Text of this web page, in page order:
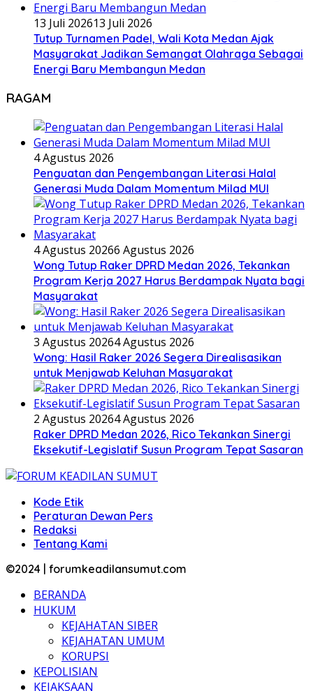
13 Juli 202613 Juli 2026
Tutup Turnamen Padel, Wali Kota Medan Ajak
Masyarakat Jadikan Semangat Olahraga Sebagai
Energi Baru Membangun Medan
RAGAM
4 Agustus 2026
Penguatan dan Pengembangan Literasi Halal
Generasi Muda Dalam Momentum Milad MUI
4 Agustus 20266 Agustus 2026
Wong Tutup Raker DPRD Medan 2026, Tekankan
Program Kerja 2027 Harus Berdampak Nyata bagi
Masyarakat
3 Agustus 20264 Agustus 2026
Wong: Hasil Raker 2026 Segera Direalisasikan
untuk Menjawab Keluhan Masyarakat
2 Agustus 20264 Agustus 2026
Raker DPRD Medan 2026, Rico Tekankan Sinergi
Eksekutif-Legislatif Susun Program Tepat Sasaran
Kode Etik
Peraturan Dewan Pers
Redaksi
Tentang Kami
©2024 | forumkeadilansumut.com
BERANDA
HUKUM
KEJAHATAN SIBER
KEJAHATAN UMUM
KORUPSI
KEPOLISIAN
KEJAKSAAN